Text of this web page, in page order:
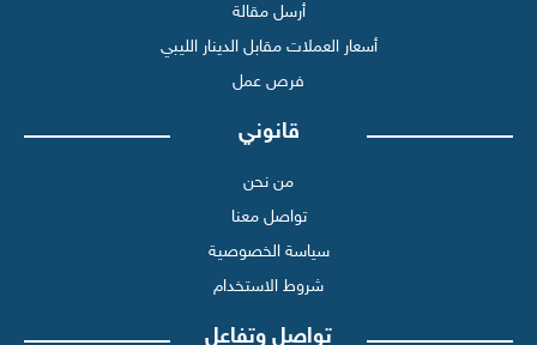
أرسل مقالة
أسعار العملات مقابل الدينار الليبي
فرص عمل
قانوني
من نحن
تواصل معنا
سياسة الخصوصية
شروط الاستخدام
تواصل وتفاعل